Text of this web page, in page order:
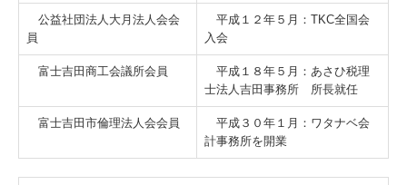
カスタマーハラスメントに対する基本方針
リンク集
TKCモニタリング情報サービス
公益社団法人大月法人会会
員
平成１２年５月：TKC全国会
入会
富士吉田商工会議所会員
平成１８年５月：あさひ税理
士法人吉田事務所 所長就任
富士吉田市倫理法人会会員
平成３０年１月：ワタナベ会
計事務所を開業